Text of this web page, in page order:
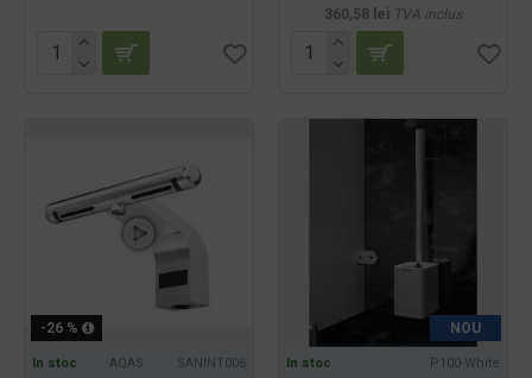
360,58 lei TVA inclus
-26 %
In stoc AQAS SANINT006
NOU
In stoc P100-White